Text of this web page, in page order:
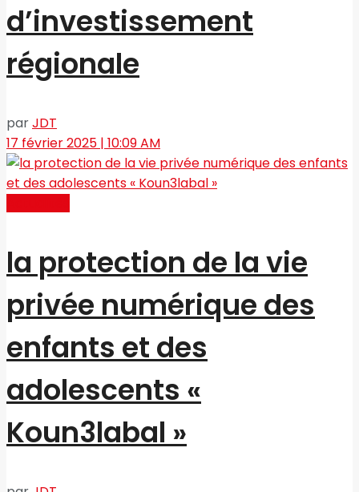
d’investissement
régionale
parJDT
17 février 2025 | 10:09 AM
la protection de la vie
privée numérique des
enfants et des
adolescents «
Koun3labal »